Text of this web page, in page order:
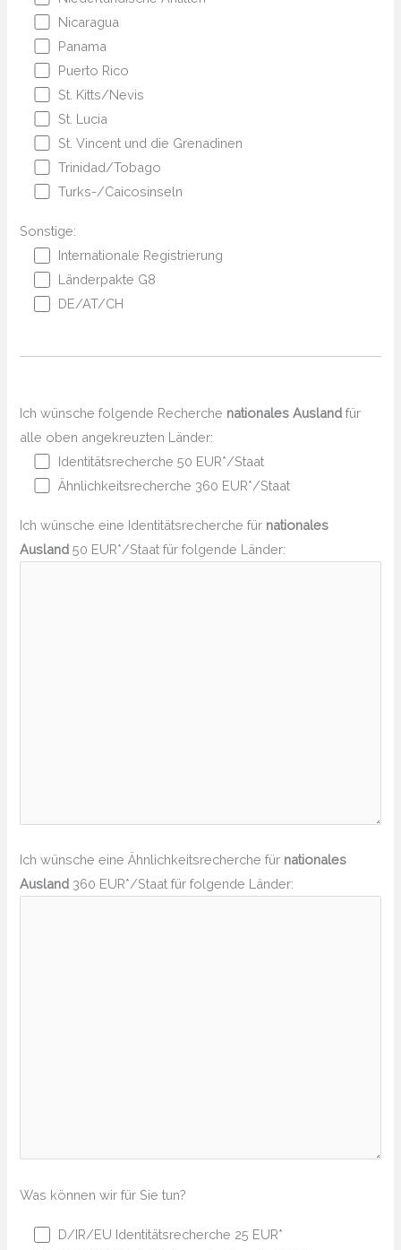
Nicaragua
Panama
Puerto Rico
St. Kitts/Nevis
St. Lucia
St. Vincent und die Grenadinen
Trinidad/Tobago
Turks-/Caicosinseln
Sonstige:
Internationale Registrierung
Länderpakte G8
DE/AT/CH
Ich wünsche folgende Recherche nationales Ausland für
alle oben angekreuzten Länder:
Identitätsrecherche 50 EUR*/Staat
Ähnlichkeitsrecherche 360 EUR*/Staat
Ich wünsche eine Identitätsrecherche für nationales
Ausland 50 EUR*/Staat für folgende Länder:
Ich wünsche eine Ähnlichkeitsrecherche für nationales
Ausland 360 EUR*/Staat für folgende Länder:
Was können wir für Sie tun?
D/IR/EU Identitätsrecherche 25 EUR*